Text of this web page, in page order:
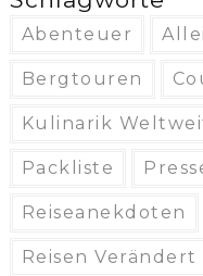
Abenteuer
Bergtouren
Kulinarik
Packliste
Reiseanekdoten
Reisen Verändert